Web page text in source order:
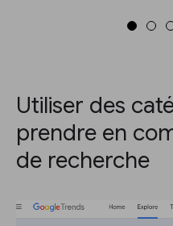
Utiliser des
prendre en
de recherche